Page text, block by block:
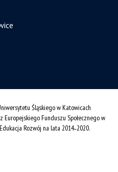
Śląskiego w Katowicach
Europejskiego Funduszu Społecznego w
Rozwój na lata 2014˗2020.